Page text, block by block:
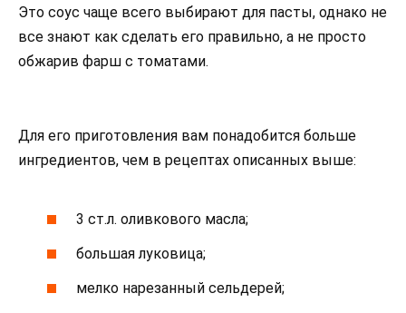
Это соус чаще всего выбирают для пасты, однако не
все знают как сделать его правильно, а не просто
обжарив фарш с томатами.
Для его приготовления вам понадобится больше
ингредиентов, чем в рецептах описанных выше:
3 ст.л. оливкового масла;
большая луковица;
мелко нарезанный сельдерей;